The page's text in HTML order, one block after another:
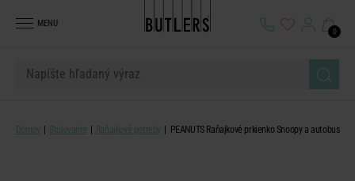
MENU
0
Domov Stolovanie Raňajkové potreby PEANUTS Raňajkové prkienko Snoopy a autobus